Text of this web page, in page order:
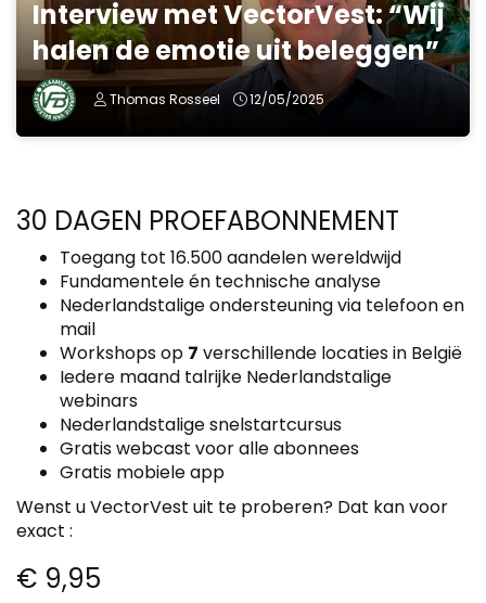
Interview met VectorVest: “Wij
halen de emotie uit beleggen”
Thomas Rosseel 12/05/2025
30 DAGEN PROEFABONNEMENT
Toegang tot 16.500 aandelen wereldwijd
Fundamentele én technische analyse
Nederlandstalige ondersteuning via telefoon en
mail
Workshops op 7 verschillende locaties in België
Iedere maand talrijke Nederlandstalige
webinars
Nederlandstalige snelstartcursus
Gratis webcast voor alle abonnees
Gratis mobiele app
Wenst u VectorVest uit te proberen? Dat kan voor
exact :
€ 9,95